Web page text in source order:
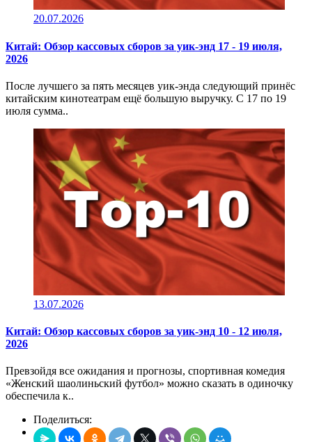
20.07.2026
Китай: Обзор кассовых сборов за уик-энд 17 - 19 июля,
2026
После лучшего за пять месяцев уик-энда следующий принёс
китайским кинотеатрам ещё большую выручку. С 17 по 19
июля сумма..
13.07.2026
Китай: Обзор кассовых сборов за уик-энд 10 - 12 июля,
2026
Превзойдя все ожидания и прогнозы, спортивная комедия
«Женский шаолиньский футбол» можно сказать в одиночку
обеспечила к..
Поделиться: